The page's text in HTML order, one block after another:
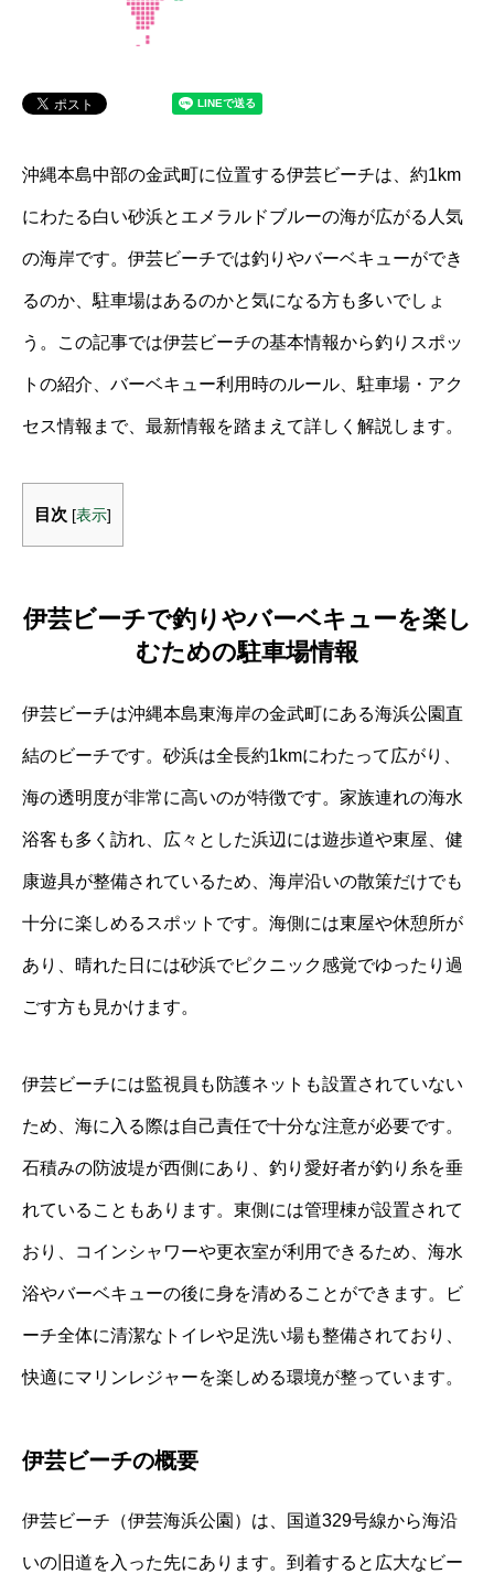
沖縄本島中部の金武町に位置する伊芸ビーチは、約1km
にわたる白い砂浜とエメラルドブルーの海が広がる人気
の海岸です。伊芸ビーチでは釣りやバーベキューができ
るのか、駐車場はあるのかと気になる方も多いでしょ
う。この記事では伊芸ビーチの基本情報から釣りスポッ
トの紹介、バーベキュー利用時のルール、駐車場・アク
セス情報まで、最新情報を踏まえて詳しく解説します。
目次 [表示]
伊芸ビーチで釣りやバーベキューを楽し
むための駐車場情報
伊芸ビーチは沖縄本島東海岸の金武町にある海浜公園直
結のビーチです。砂浜は全長約1kmにわたって広がり、
海の透明度が非常に高いのが特徴です。家族連れの海水
浴客も多く訪れ、広々とした浜辺には遊歩道や東屋、健
康遊具が整備されているため、海岸沿いの散策だけでも
十分に楽しめるスポットです。海側には東屋や休憩所が
あり、晴れた日には砂浜でピクニック感覚でゆったり過
ごす方も見かけます。
伊芸ビーチには監視員も防護ネットも設置されていない
ため、海に入る際は自己責任で十分な注意が必要です。
石積みの防波堤が西側にあり、釣り愛好者が釣り糸を垂
れていることもあります。東側には管理棟が設置されて
おり、コインシャワーや更衣室が利用できるため、海水
浴やバーベキューの後に身を清めることができます。ビ
ーチ全体に清潔なトイレや足洗い場も整備されており、
快適にマリンレジャーを楽しめる環境が整っています。
伊芸ビーチの概要
伊芸ビーチ（伊芸海浜公園）は、国道329号線から海沿
いの旧道を入った先にあります。到着すると広大なビー